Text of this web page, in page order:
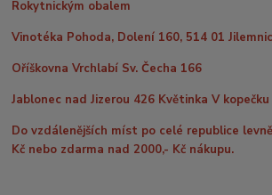
Rokytnickým obalem
Vinotéka Pohoda, Dolení 160, 514 01
Oříškovna Vrchlabí Sv. Čecha 166
Jablonec nad Jizerou 426 Květinka V kopečku
Do vzdálenějších míst po celé republice
Kč nebo zdarma nad 2000,- Kč nákupu.